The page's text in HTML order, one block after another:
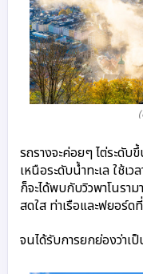
รถรางจะค่อยๆ ไต่ระดับ
เหนือระดับน้ำทะเล ใช้เ
ก็จะได้พบกับวิวพาโนรา
สดใส ท่าเรือและฟยอร์ด
จนได้รับการยกย่องว่า